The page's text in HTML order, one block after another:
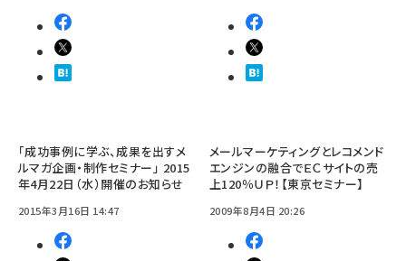
「成功事例に学ぶ、成果を出すメ
ルマガ企画・制作セミナー」 2015
年4月22日（水）開催のお知らせ
2015年3月16日 14:47
メールマーケティングとレコメンド
エンジンの融合でＥＣサイトの売
上120％ＵＰ！【東京セミナー】
2009年8月4日 20:26